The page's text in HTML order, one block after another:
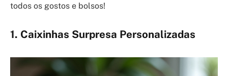
todos os gostos e bolsos!
1. Caixinhas Surpresa Personalizadas